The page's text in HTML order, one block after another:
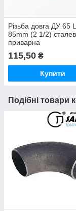
Різьба довга ДУ 65 L
85mm (2 1/2)
приварна
115,50 ₴
Купити
Подібні товари